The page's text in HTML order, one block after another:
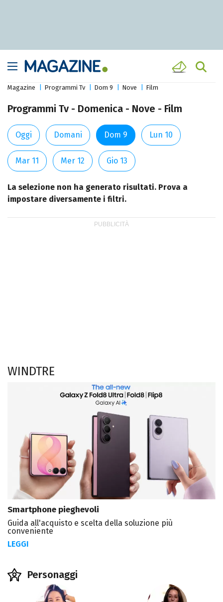
Magazine Programmi Tv Dom 9 Nove Film
Programmi Tv - Domenica - Nove - Film
Oggi Domani Dom 9 Lun 10
Mar 11 Mer 12 Gio 13
La selezione non ha generato risultati. Prova a
impostare diversamente i filtri.
WINDTRE
Smartphone pieghevoli
Guida all'acquisto e scelta della soluzione più
conveniente
LEGGI
Personaggi